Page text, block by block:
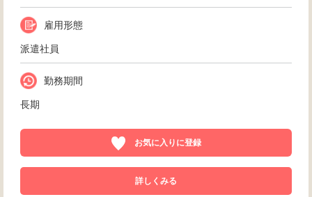
雇用形態
派遣社員
勤務期間
長期
お気に入りに登録
詳しくみる